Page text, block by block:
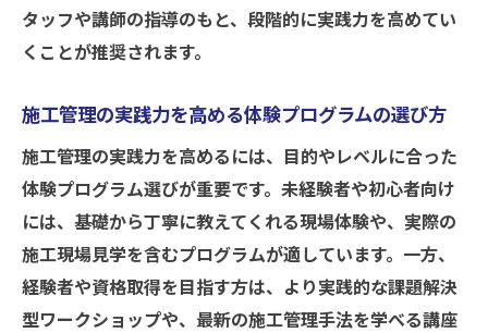
タッフや講師の指導のもと、段階的に実践力を高めてい
くことが推奨されます。
施工管理の実践力を高める体験プログラムの選び方
施工管理の実践力を高めるには、目的やレベルに合った
体験プログラム選びが重要です。未経験者や初心者向け
には、基礎から丁寧に教えてくれる現場体験や、実際の
施工現場見学を含むプログラムが適しています。一方、
経験者や資格取得を目指す方は、より実践的な課題解決
型ワークショップや、最新の施工管理手法を学べる講座